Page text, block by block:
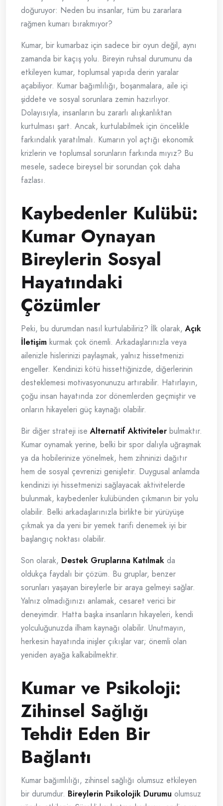
doğuruyor: Neden bu insanlar, tüm bu zararlara
rağmen kumarı bırakmıyor?
Kumar, bir kumarbaz için sadece bir oyun değil, aynı
zamanda bir kaçış yolu. Bireyin ruhsal durumunu da
etkileyen kumar, toplumsal yapıda derin yaralar
açabiliyor. Kumar bağımlılığı, boşanmalara, aile içi
şiddete ve sosyal sorunlara zemin hazırlıyor.
Dolayısıyla, insanların bu zararlı alışkanlıktan
kurtulması şart. Ancak, kurtulabilmek için öncelikle
farkındalık yaratılmalı. Kumarın yol açtığı ekonomik
krizlerin ve toplumsal sorunların farkında mıyız? Bu
mesele, sadece bireysel bir sorundan çok daha
fazlası.
Kaybedenler Kulübü:
Kumar Oynayan
Bireylerin Sosyal
Hayatındaki
Çözümler
Peki, bu durumdan nasıl kurtulabiliriz? İlk olarak,Açık
İletişim kurmak çok önemli. Arkadaşlarınızla veya
ailenizle hislerinizi paylaşmak, yalnız hissetmenizi
engeller. Kendinizi kötü hissettiğinizde, diğerlerinin
desteklemesi motivasyonunuzu artırabilir. Hatırlayın,
çoğu insan hayatında zor dönemlerden geçmiştir ve
onların hikayeleri güç kaynağı olabilir.
Bir diğer strateji iseAlternatif Aktiviteler bulmaktır.
Kumar oynamak yerine, belki bir spor dalıyla uğraşmak
ya da hobilerinize yönelmek, hem zihninizi dağıtır
hem de sosyal çevrenizi genişletir. Duygusal anlamda
kendinizi iyi hissetmenizi sağlayacak aktivitelerde
bulunmak, kaybedenler kulübünden çıkmanın bir yolu
olabilir. Belki arkadaşlarınızla birlikte bir yürüyüşe
çıkmak ya da yeni bir yemek tarifi denemek iyi bir
başlangıç noktası olabilir.
Son olarak, Destek Gruplarına Katılmak da
oldukça faydalı bir çözüm. Bu gruplar, benzer
sorunları yaşayan bireylerle bir araya gelmeyi sağlar.
Yalnız olmadığınızı anlamak, cesaret verici bir
deneyimdir. Hatta başka insanların hikayeleri, kendi
yolculuğunuzda ilham kaynağı olabilir. Unutmayın,
herkesin hayatında inişler çıkışlar var; önemli olan
yeniden ayağa kalkabilmektir.
Kumar ve Psikoloji:
Zihinsel Sağlığı
Tehdit Eden Bir
Bağlantı
Kumar bağımlılığı, zihinsel sağlığı olumsuz etkileyen
bir durumdur. Bireylerin Psikolojik Durumu olumsuz